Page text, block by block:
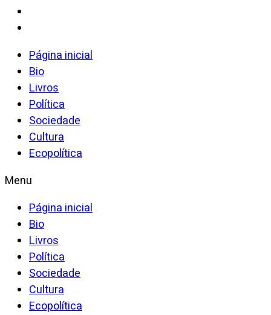
Página inicial
Bio
Livros
Política
Sociedade
Cultura
Ecopolítica
Menu
Página inicial
Bio
Livros
Política
Sociedade
Cultura
Ecopolítica